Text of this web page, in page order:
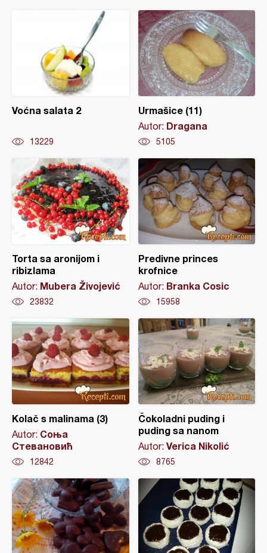
Voćna salata 2
13229
Urmašice (11)
Autor: Dragana
5105
Torta sa aronijom i
ribizlama
Autor: Mubera Živojević
23832
Predivne princes
krofnice
Autor: Branka Cosic
15958
Kolač s malinama (3)
Autor: Соња
Стевановић
12842
Čokoladni puding i
puding sa nanom
Autor: Verica Nikolić
8765